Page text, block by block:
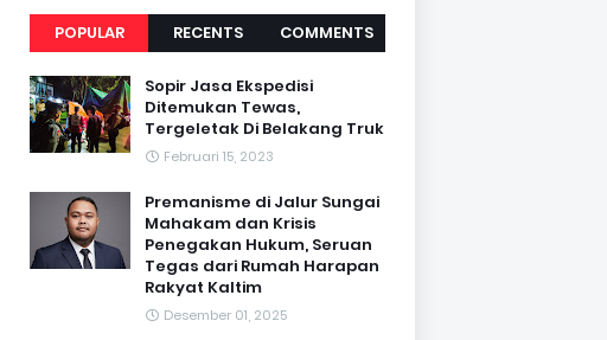
POPULAR RECENTS COMMENTS
Sopir Jasa Ekspedisi
Ditemukan Tewas,
Tergeletak Di Belakang Truk
Februari 15, 2023
Premanisme di Jalur Sungai
Mahakam dan Krisis
Penegakan Hukum, Seruan
Tegas dari Rumah Harapan
Rakyat Kaltim
Desember 01, 2025